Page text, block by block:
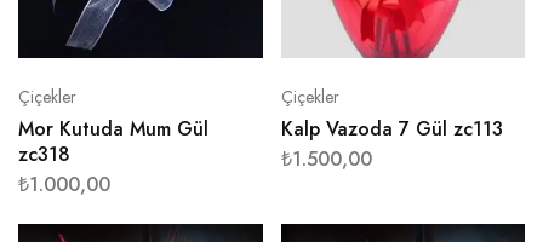
Çiçekler
Mor Kutuda Mum Gül
zc318
₺1.000,00
Çiçekler
Kalp Vazoda 7 Gül zc113
₺1.500,00